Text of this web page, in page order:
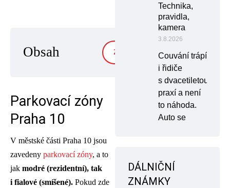
Obsah ZOBRAZIT
Parkovací zóny
Praha 10
V městské části Praha 10 jsou
zavedeny parkovací zóny, a to
jak modré (rezidentní), tak
i fialové (smíšené). Pokud zde
Technika,
pravidla,
kamera
3.8.2026
Couvání trápí
i řidiče
s dvacetiletou
praxí a není
to náhoda.
Auto se
DÁLNIČNÍ
ZNÁMKY